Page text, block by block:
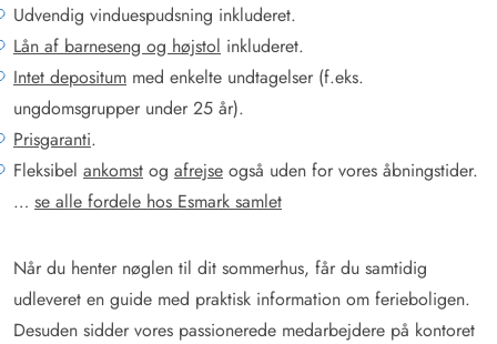
Udvendig vinduespudsning inkluderet.
Lån af barneseng og højstol inkluderet.
Intet depositum med enkelte undtagelser (f.eks.
ungdomsgrupper under 25 år).
Prisgaranti.
Fleksibel ankomst og afrejse også uden for vores åbningstider.
… se alle fordele hos Esmark samlet
Når du henter nøglen til dit sommerhus, får du samtidig
udleveret en guide med praktisk information om ferieboligen.
Desuden sidder vores passionerede medarbejdere på kontoret